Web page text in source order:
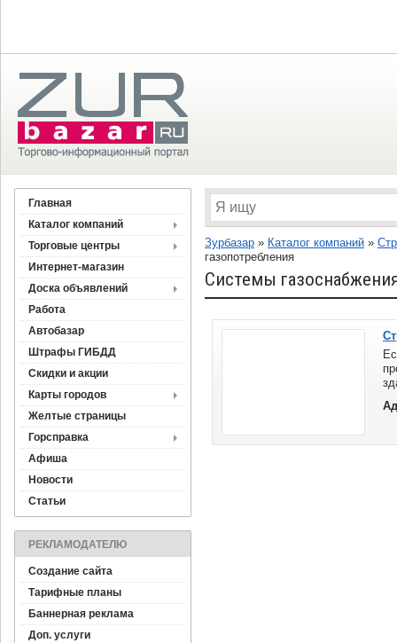
Главная
Каталог компаний
Торговые центры
Интернет-магазин
Доска объявлений
Работа
Автобазар
Штрафы ГИБДД
Скидки и акции
Карты городов
Желтые страницы
Горсправка
Афиша
Новости
Статьи
РЕКЛАМОДАТЕЛЮ
Создание сайта
Тарифные планы
Баннерная реклама
Доп. услуги
Зурбазар » Каталог компаний »
газопотребления
Системы